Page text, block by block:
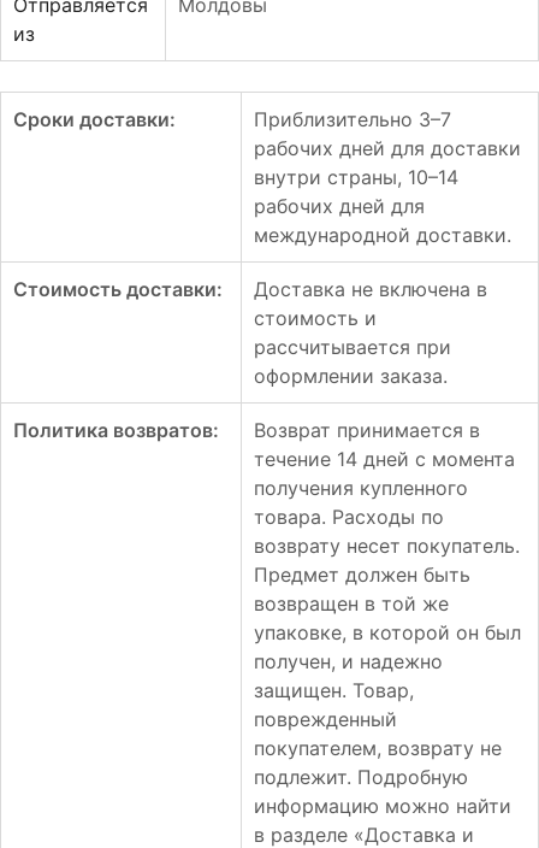
из
Сроки доставки:
Приблизительно 3–7
рабочих дней для доставки
внутри страны, 10–14
рабочих дней для
международной доставки.
Стоимость доставки:
Доставка не включена в
стоимость и
рассчитывается при
оформлении заказа.
Политика возвратов:
Возврат принимается в
течение 14 дней с момента
получения купленного
товара. Расходы по
возврату несет покупатель.
Предмет должен быть
возвращен в той же
упаковке, в которой он был
получен, и надежно
защищен. Товар,
поврежденный
покупателем, возврату не
подлежит. Подробную
информацию можно найти
в разделе «Доставка и